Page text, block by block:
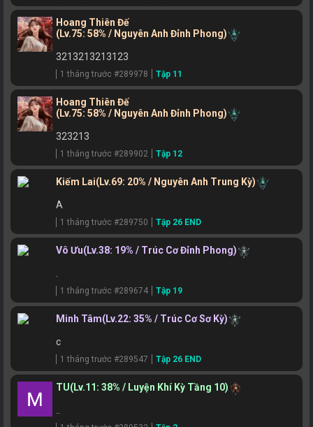
Hoang Thiên Đế
(Lv.75: 58% / Nguyên Anh Đỉnh Phong)
3213213213123
1 tháng trước #289978 Tập 11
Hoang Thiên Đế
(Lv.75: 58% / Nguyên Anh Đỉnh Phong)
323213
1 tháng trước #289902 Tập 12
Kiếm Lai(Lv.69: 20% / Nguyên Anh Trung Kỳ)
A
1 tháng trước #289750 Tập 26 END
Vô Ưu(Lv.38: 19% / Trúc Cơ Đỉnh Phong)
1 tháng trước #289674 Tập 19
Minh Tâm(Lv.22: 35% / Trúc Cơ Sơ Kỳ)
c
1 tháng trước #289547 Tập 26 END
TU(Lv.11: 38% / Luyện Khí Kỳ Tầng 10)